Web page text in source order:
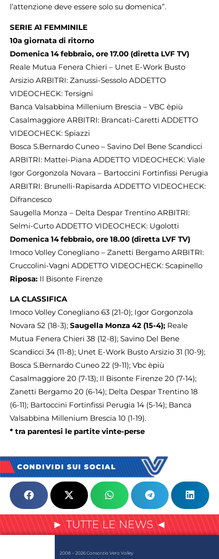
l’attenzione deve essere solo su domenica”.
SERIE A1 FEMMINILE
10a giornata di ritorno
Domenica 14 febbraio, ore 17.00 (diretta LVF TV)
Reale Mutua Fenera Chieri – Unet E-Work Busto
Arsizio ARBITRI: Zanussi-Sessolo ADDETTO
VIDEOCHECK: Tersigni
Banca Valsabbina Millenium Brescia – VBC èpiù
Casalmaggiore ARBITRI: Brancati-Caretti ADDETTO
VIDEOCHECK: Spiazzi
Bosca S.Bernardo Cuneo – Savino Del Bene Scandicci
ARBITRI: Mattei-Piana ADDETTO VIDEOCHECK: Viale
Igor Gorgonzola Novara – Bartoccini Fortinfissi Perugia
ARBITRI: Brunelli-Rapisarda ADDETTO VIDEOCHECK:
Difrancesco
Saugella Monza – Delta Despar Trentino ARBITRI:
Selmi-Curto ADDETTO VIDEOCHECK: Ugolotti
Domenica 14 febbraio, ore 18.00 (diretta LVF TV)
Imoco Volley Conegliano – Zanetti Bergamo ARBITRI:
Cruccolini-Vagni ADDETTO VIDEOCHECK: Scapinello
Riposa: Il Bisonte Firenze
LA CLASSIFICA
Imoco Volley Conegliano 63 (21-0); Igor Gorgonzola
Novara 52 (18-3); Saugella Monza 42 (15-4); Reale
Mutua Fenera Chieri 38 (12-8); Savino Del Bene
Scandicci 34 (11-8); Unet E-Work Busto Arsizio 31 (10-9);
Bosca S.Bernardo Cuneo 22 (9-11); Vbc èpiù
Casalmaggiore 20 (7-13); Il Bisonte Firenze 20 (7-14);
Zanetti Bergamo 20 (6-14); Delta Despar Trentino 18
(6-11); Bartoccini Fortinfissi Perugia 14 (5-14); Banca
Valsabbina Millenium Brescia 10 (1-19).
* tra parentesi le partite vinte-perse
CONDIVIDI SUI SOCIAL
► TUTTE LE NEWS ◄
2008 – 2026 Consorzio Vero Volley